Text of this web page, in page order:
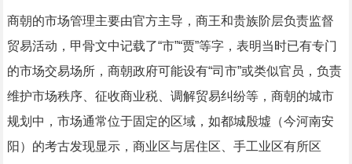
商朝的市场管理主要由官方主导，商王和贵族阶层负责监督
贸易活动，甲骨文中记载了“市”“贾”等字，表明当时已有专门
的市场交易场所，商朝政府可能设有“司市”或类似官员，负责
维护市场秩序、征收商业税、调解贸易纠纷等，商朝的城市
规划中，市场通常位于固定的区域，如都城殷墟（今河南安
阳）的考古发现显示，商业区与居住区、手工业区有所区